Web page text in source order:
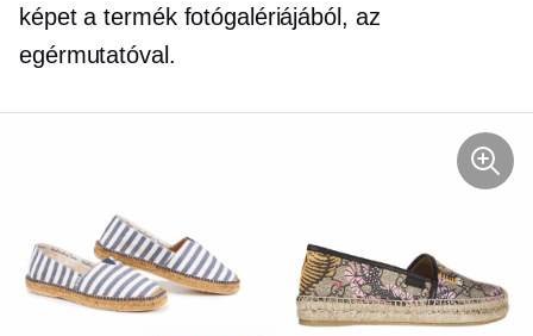
képet a termék fotógalériájából, az
egérmutatóval.